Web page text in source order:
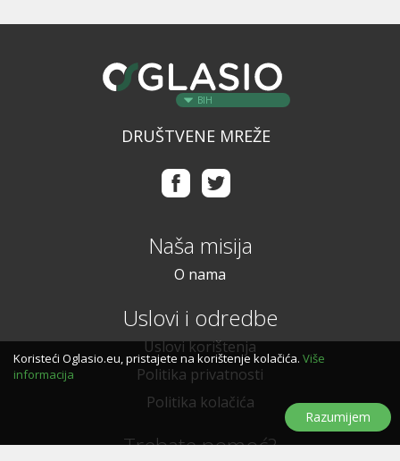
BIH
DRUŠTVENE MREŽE
Naša misija
O nama
Uslovi i odredbe
Uslovi korištenja
Politika privatnosti
Politika kolačića
Trebate pomoć?
Koristeći Oglasio.eu, pristajete na korištenje kolačića. Više
informacija
Razumijem